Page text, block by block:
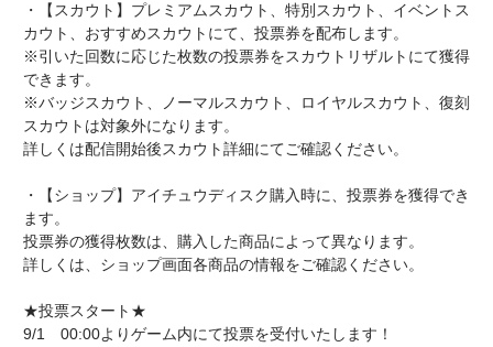
・【スカウト】プレミアムスカウト、特別スカウト、イベントス
カウト、おすすめスカウトにて、投票券を配布します。
※引いた回数に応じた枚数の投票券をスカウトリザルトにて獲得
できます。
※バッジスカウト、ノーマルスカウト、ロイヤルスカウト、復刻
スカウトは対象外になります。
詳しくは配信開始後スカウト詳細にてご確認ください。
・【ショップ】アイチュウディスク購入時に、投票券を獲得でき
ます。
投票券の獲得枚数は、購入した商品によって異なります。
詳しくは、ショップ画面各商品の情報をご確認ください。
★投票スタート★
9/1 00:00よりゲーム内にて投票を受付いたします！